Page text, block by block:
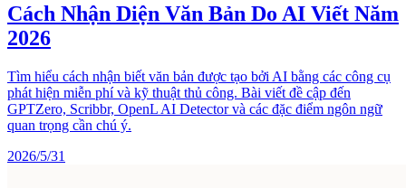
Cách Nhận Diện Văn Bản Do AI Viết Năm
2026
Tìm hiểu cách nhận biết văn bản được tạo bởi AI bằng các công cụ
phát hiện miễn phí và kỹ thuật thủ công. Bài viết đề cập đến
GPTZero, Scribbr, OpenL AI Detector và các đặc điểm ngôn ngữ
quan trọng cần chú ý.
2026/5/31